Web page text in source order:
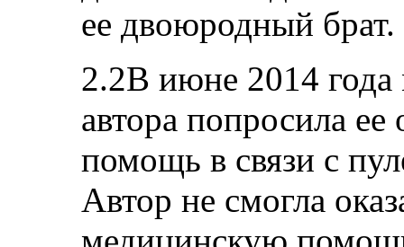
ее двоюродный брат.
2.2В июне 2014 года
автора попросила
помощь в связи с
Автор не смогла